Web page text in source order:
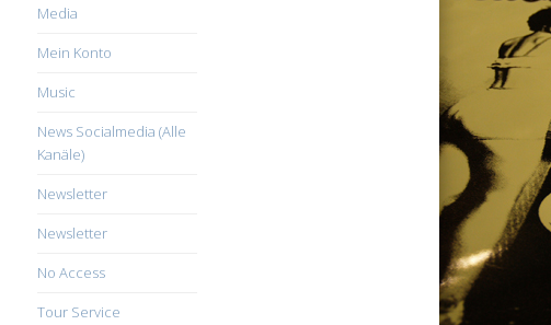
Media
Mein Konto
Music
News Socialmedia (Alle
Kanäle)
Newsletter
Newsletter
No Access
Tour Service